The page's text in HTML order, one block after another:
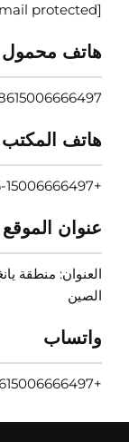
[email protected]
هاتف محمول
هاتف المكتب
+86-15006666497
عنوان الموقع
العنوان: منطقة
الصين
واتساب
+8615006666497